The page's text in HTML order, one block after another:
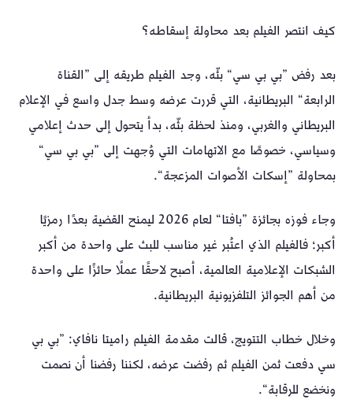
كيف انتصر الفيلم بعد محاولة إسقاطه؟
بعد رفض ”بي بي سي“ بثّه، وجد الفيلم طريقه إلى ”القناة
الرابعة“ البريطانية، التي قررت عرضه وسط جدل واسع في الإعلام
البريطاني والغربي، ومنذ لحظة بثّه، بدأ يتحول إلى حدث إعلامي
وسياسي، خصوصًا مع الاتهامات التي وُجهت إلى ”بي بي سي“
بمحاولة ”إسكات الأصوات المزعجة“.
وجاء فوزه بجائزة ”بافتا“ لعام 2026 ليمنح القضية بعدًا رمزيًا
أكبر؛ فالفيلم الذي اعتُبر غير مناسب للبث على واحدة من أكبر
الشبكات الإعلامية العالمية، أصبح لاحقًا عملًا حائزًا على واحدة
من أهم الجوائز التلفزيونية البريطانية.
وخلال خطاب التتويج، قالت مقدمة الفيلم راميتا نافاي: ”بي بي
سي دفعت ثمن الفيلم ثم رفضت عرضه، لكننا رفضنا أن نصمت
ونخضع للرقابة“.